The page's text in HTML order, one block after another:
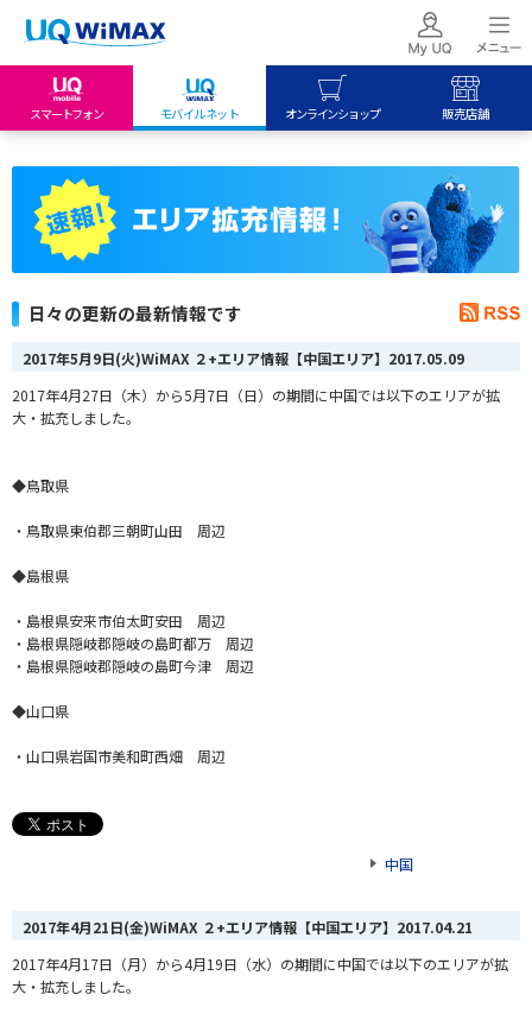
スマートフォン モバイルネット オンラインショップ 販売店舗
My UQ mobile
UQ mobile
UQ WiMAX
UQ WiMAX
日々の更新の最新情報です
2017年5月9日(火)WiMAX ２+エリア情報【中国エリア】 2017.05.09
2017年4月27日（木）から5月7日（日）の期間に中国では以下のエリアが拡
大・拡充しました。
◆鳥取県
・鳥取県東伯郡三朝町山田 周辺
◆島根県
・島根県安来市伯太町安田 周辺
・島根県隠岐郡隠岐の島町都万 周辺
・島根県隠岐郡隠岐の島町今津 周辺
◆山口県
・山口県岩国市美和町西畑 周辺
中国
2017年4月21日(金)WiMAX ２+エリア情報【中国エリア】 2017.04.21
2017年4月17日（月）から4月19日（水）の期間に中国では以下のエリアが拡
大・拡充しました。